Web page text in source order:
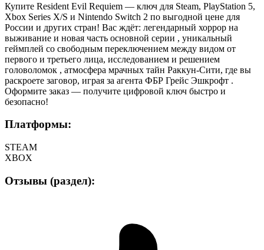
Купите Resident Evil Requiem — ключ для Steam, PlayStation 5,
Xbox Series X/S и Nintendo Switch 2 по выгодной цене для
России и других стран! Вас ждёт: легендарный хоррор на
выживание и новая часть основной серии , уникальный
геймплей со свободным переключением между видом от
первого и третьего лица, исследованием и решением
головоломок , атмосфера мрачных тайн Раккун-Сити, где вы
раскроете заговор, играя за агента ФБР Грейс Эшкрофт .
Оформите заказ — получите цифровой ключ быстро и
безопасно!
Платформы:
STEAM
XBOX
Отзывы (раздел):